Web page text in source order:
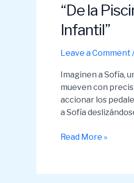
“De la
Infantil”
Leave a Comment
Imaginen a Sofía,
mueven con
accionar los
a Sofía
“De
al
Read More »